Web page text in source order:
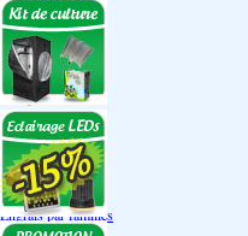
Box par marque
Hortibox
Homebox
Dark Room II
GrowLab
Box par taille
Box 40 cm
Box 60 cm
Box 80-90 cm
Box 120 cm
Autres tailles Box
Box double étages
Engrais par familles
Engrais terre